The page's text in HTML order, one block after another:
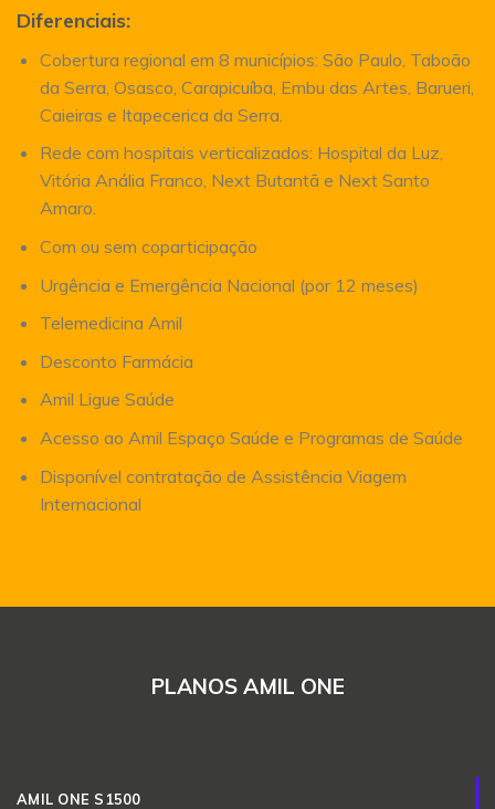
Diferenciais:
Cobertura regional em 8 municípios: São Paulo, Taboão
da Serra, Osasco, Carapicuíba, Embu das Artes, Barueri,
Caieiras e Itapecerica da Serra.
Rede com hospitais verticalizados: Hospital da Luz,
Vitória Anália Franco, Next Butantã e Next Santo
Amaro.
Com ou sem coparticipação
Urgência e Emergência Nacional (por 12 meses)
Telemedicina Amil
Desconto Farmácia
Amil Ligue Saúde
Acesso ao Amil Espaço Saúde e Programas de Saúde
Disponível contratação de Assistência Viagem
Internacional
PLANOS AMIL ONE
AMIL ONE S1500